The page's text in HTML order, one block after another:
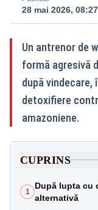
28 mai 2026, 08:27
Un antrenor de
formă agresivă
după vindecare,
detoxifiere
amazoniene.
CUPRINS
1
După lupta cu
alternativă